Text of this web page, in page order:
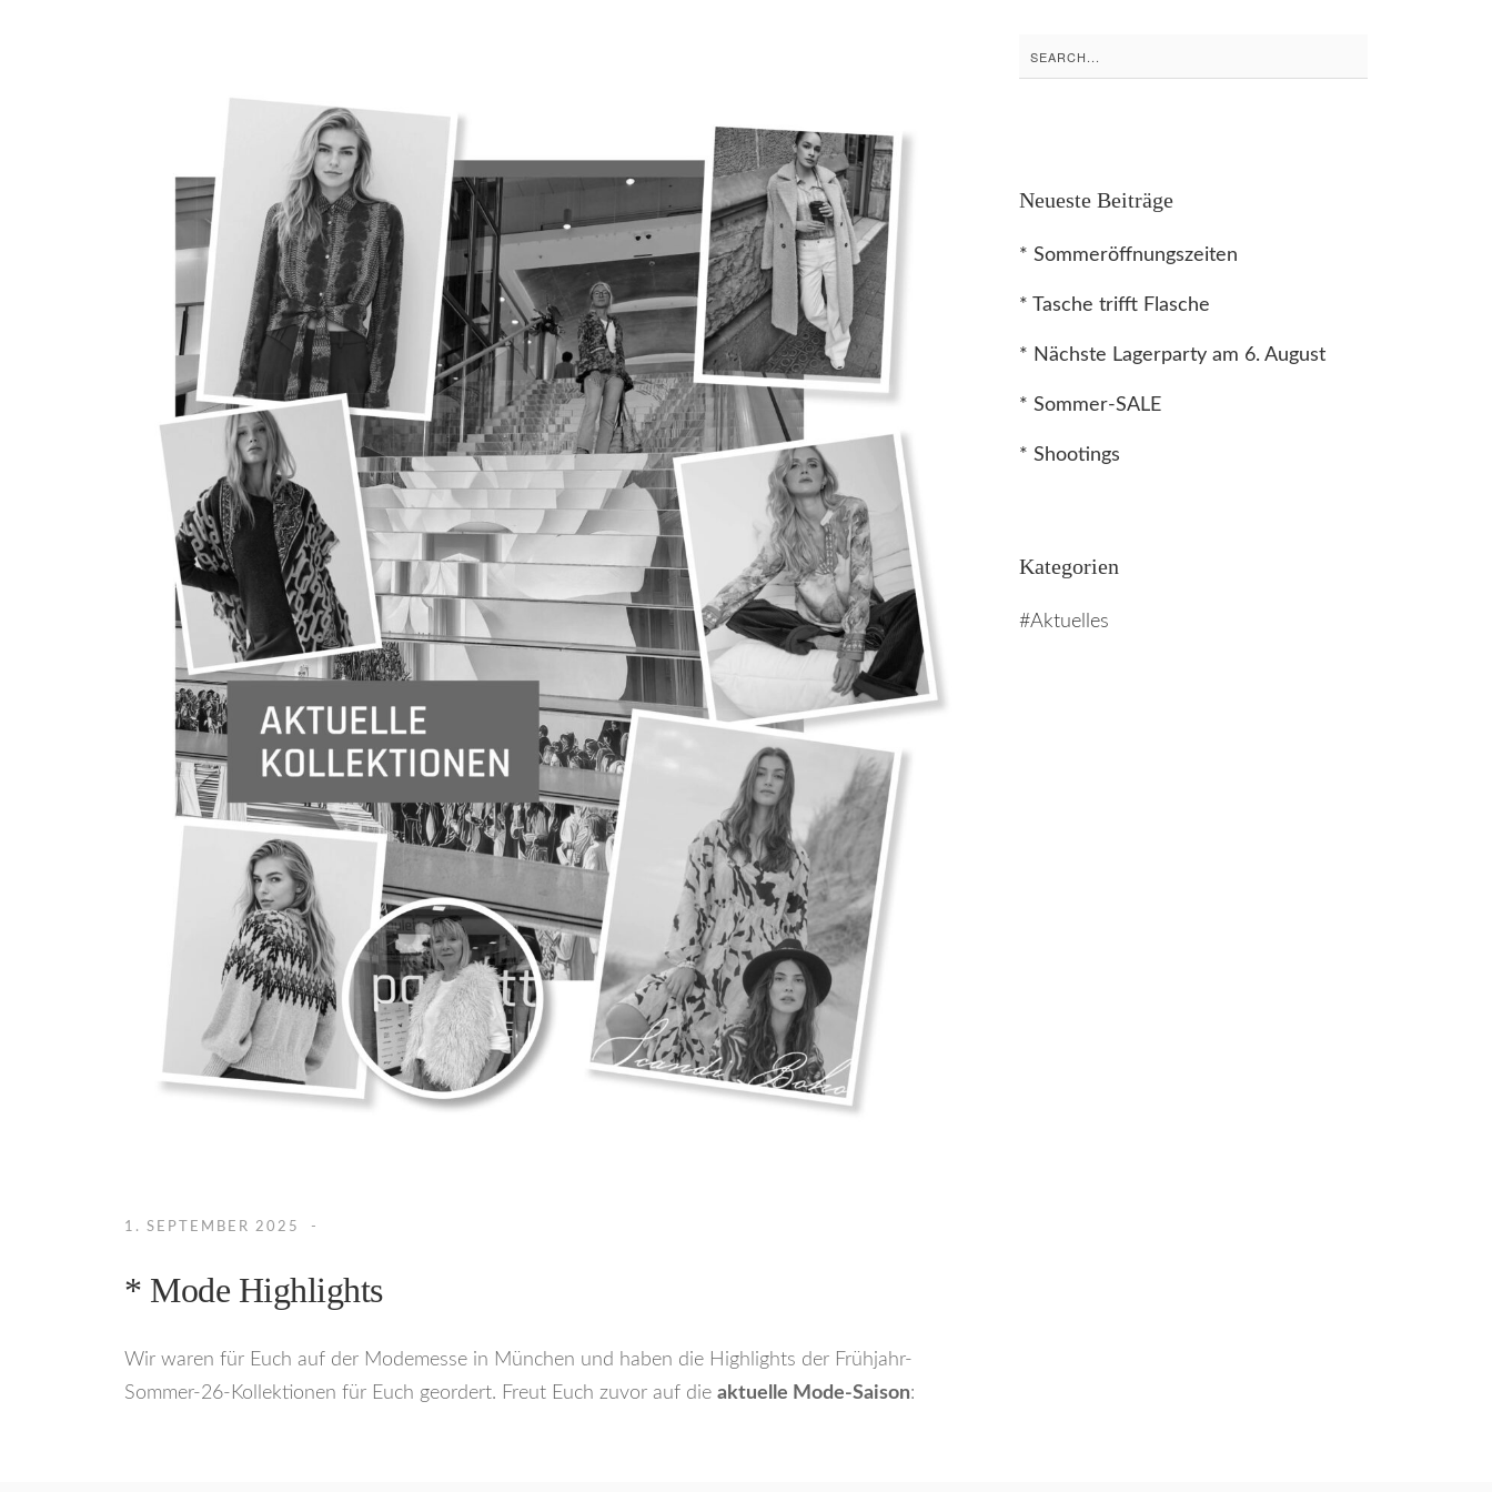
1. SEPTEMBER 2025
* Mode Highlights
Wir waren für Euch auf der Modemesse in München und haben die Highlights der Frühjahr-
Sommer-26-Kollektionen für Euch geordert. Freut Euch zuvor auf die aktuelle Mode-Saison:
Search
for:
Neueste Beiträge
* Sommeröffnungszeiten
* Tasche trifft Flasche
* Nächste Lagerparty am 6. August
* Sommer-SALE
* Shootings
Kategorien
Aktuelles